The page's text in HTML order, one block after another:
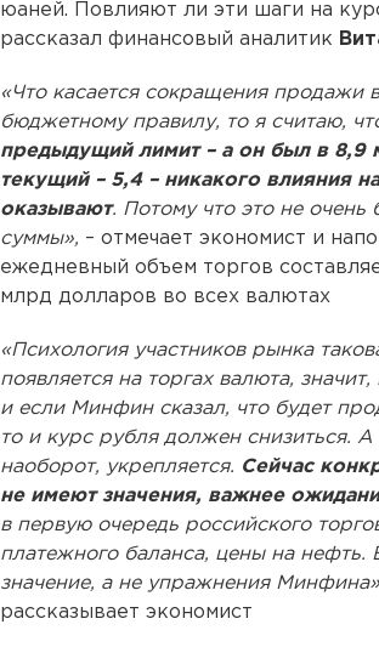
юаней. Повлияют ли эти шаги на
рассказал финансовый аналитик
«Что касается сокращения продажи
бюджетному правилу, то я считаю,
предыдущий лимит – а он был в 8,9
текущий – 5,4 – никакого влияния
оказывают. Потому что это не очень
суммы», – отмечает экономист и
ежедневный объем торгов
млрд долларов во всех валютах
«Психология участников рынка
появляется на торгах валюта, значит,
и если Минфин сказал, что будет
то и курс рубля должен снизиться. А
наоборот, укрепляется. Сейчас
не имеют значения, важнее
в первую очередь российского
платежного баланса, цены на нефть.
значение, а не упражнения
рассказывает экономист